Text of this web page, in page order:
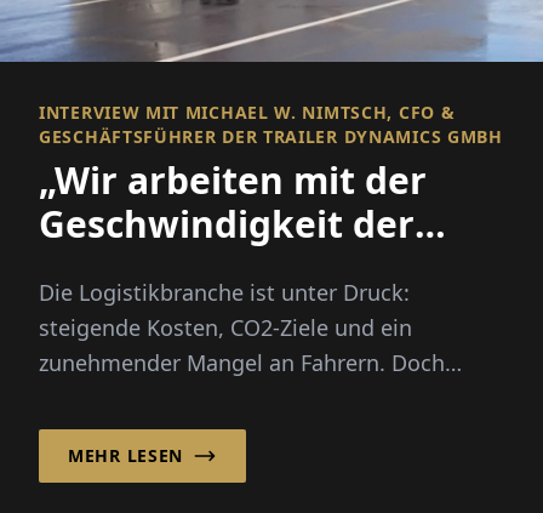
INTERVIEW MIT MICHAEL W. NIMTSCH, CFO &
GESCHÄFTSFÜHRER DER TRAILER DYNAMICS GMBH
„Wir arbeiten mit der
Geschwindigkeit der
leider nicht“
Die Logistikbranche ist unter Druck:
steigende Kosten, CO2-Ziele und ein
zunehmender Mangel an Fahrern. Doch
MEHR LESEN